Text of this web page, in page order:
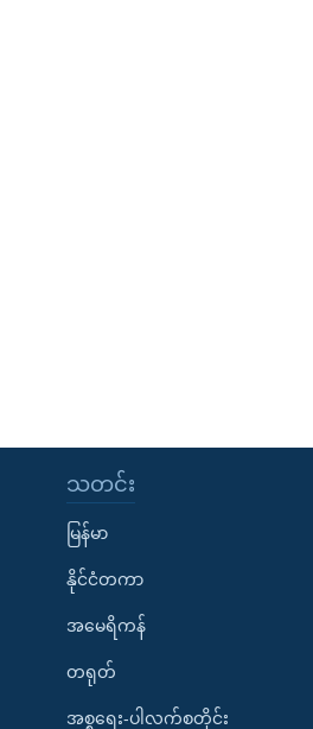
သတင်း
မြန်မာ
နိုင်ငံတကာ
အမေရိကန်
တရုတ်
အစ္စရေး-ပါလက်စတိုင်း